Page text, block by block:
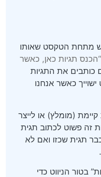
מתחת הטקסט שאותו
“הכנס תגיות כאן, כאשר
כותבים את התגיות
כאשר אנחנו
(מומלץ) או לייצר
זה פשוט לכתוב תגית
תגית שכזו ואם לא
בטור הניווט כדי